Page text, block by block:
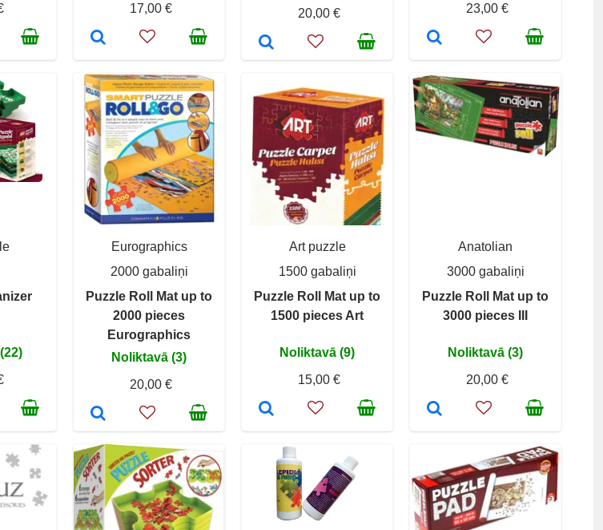
17,00 €
20,00 €
23,00 €
Eurographics
2000 gabaliņi
Puzzle Roll Mat up to
2000 pieces
Eurographics
Noliktavā (3)
20,00 €
Art puzzle
1500 gabaliņi
Puzzle Roll Mat up to
1500 pieces Art
Noliktavā (9)
15,00 €
Anatolian
3000 gabaliņi
Puzzle Roll Mat up to
3000 pieces III
Noliktavā (3)
20,00 €